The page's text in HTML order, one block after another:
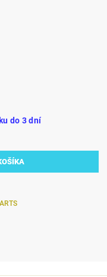
do 3 dní